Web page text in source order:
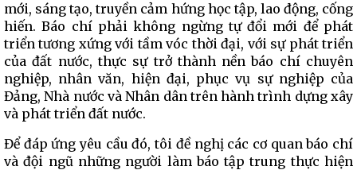
mới, sáng tạo, truyền cảm hứng học tập, lao động, cống
hiến. Báo chí phải không ngừng tự đổi mới để phát
triển tương xứng với tầm vóc thời đại, với sự phát triển
của đất nước, thực sự trở thành nền báo chí chuyên
nghiệp, nhân văn, hiện đại, phục vụ sự nghiệp của
Đảng, Nhà nước và Nhân dân trên hành trình dựng xây
và phát triển đất nước.
Để đáp ứng yêu cầu đó, tôi đề nghị các cơ quan báo chí
và đội ngũ những người làm báo tập trung thực hiện